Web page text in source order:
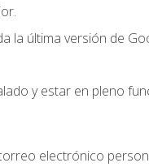
la última versión de
y estar en pleno
electrónico